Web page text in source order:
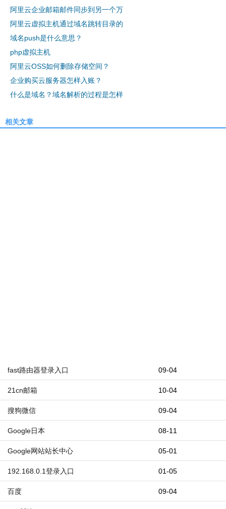
阿里云企业邮箱邮件同步到另一个万
阿里云虚拟主机通过域名跳转目录的
域名push是什么意思？
php虚拟主机
阿里云OSS如何删除存储空间？
企业购买云服务器怎样入账？
什么是域名？域名解析的过程是怎样
相关文章
09-04
fast路由器登录入口
10-04
21cn邮箱
09-04
搜狗微信
08-11
Google日本
05-01
Google网站站长中心
01-05
192.168.0.1登录入口
09-04
百度